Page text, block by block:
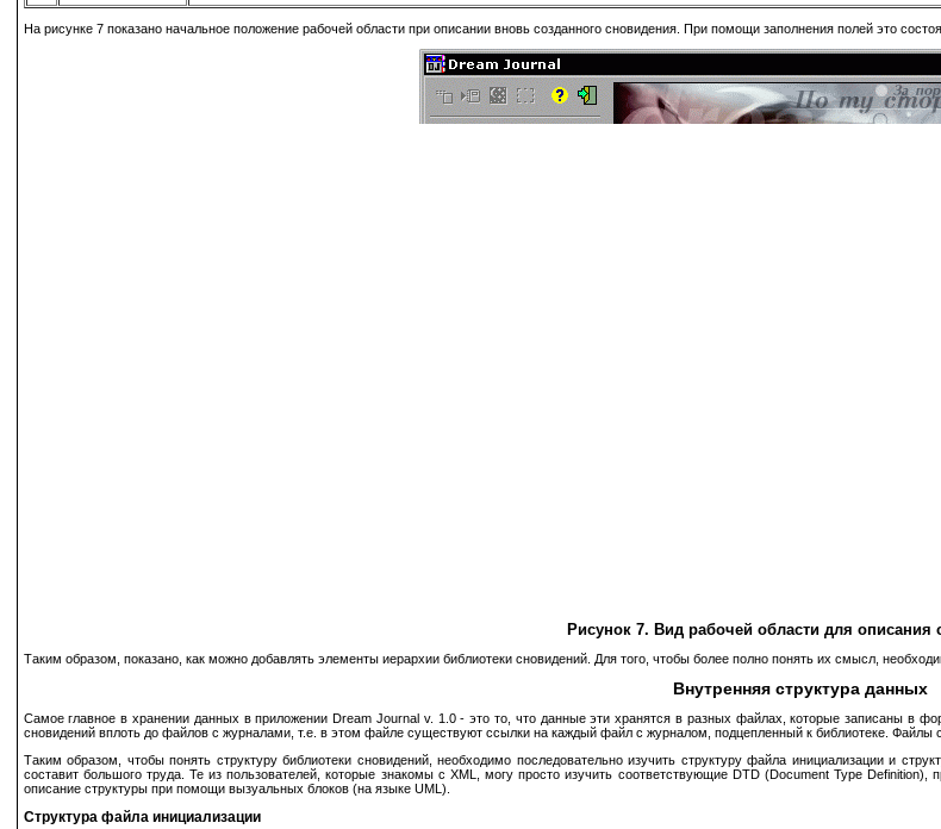
На рисунке 7 показано начальное положение рабочей области при описании вновь созданного сновидения. При помощи заполнения полей это
Рисунок 7. Вид рабочей области для описания
Таким образом, показано, как можно добавлять элементы иерархии библиотеки сновидений. Для того, чтобы более полно понять их смысл,
Внутренняя структура данных
Самое главное в хранении данных в приложении Dream Journal v. 1.0 - это то, что данные эти хранятся в разных файлах, которые записаны в
сновидений вплоть до файлов с журналами, т.е. в этом файле существуют ссылки на каждый файл с журналом, подцепленный к библиотеке. Файлы
Таким образом, чтобы понять структуру библиотеки сновидений, необходимо последовательно изучить структуру файла инициализации и
составит большого труда. Те из пользователей, которые знакомы с XML, могу просто изучить соответствующие DTD (Document Type
описание структуры при помощи вызуальных блоков (на языке UML).
Структура файла инициализации